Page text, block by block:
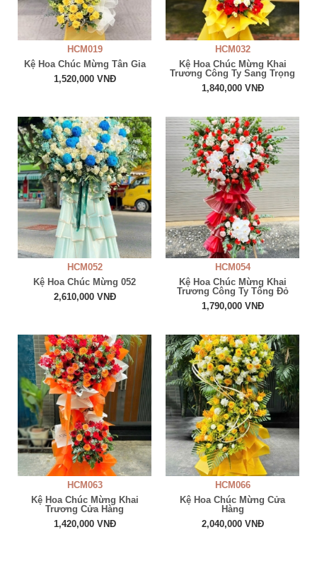
HCM019
Kệ Hoa Chúc Mừng Tân Gia
1,520,000 VNĐ
HCM032
Kệ Hoa Chúc Mừng Khai
Trương Công Ty Sang Trọng
1,840,000 VNĐ
HCM052
Kệ Hoa Chúc Mừng 052
2,610,000 VNĐ
HCM054
Kệ Hoa Chúc Mừng Khai
Trương Công Ty Tông Đỏ
1,790,000 VNĐ
HCM063
Kệ Hoa Chúc Mừng Khai
Trương Cửa Hàng
1,420,000 VNĐ
HCM066
Kệ Hoa Chúc Mừng Cửa
Hàng
2,040,000 VNĐ